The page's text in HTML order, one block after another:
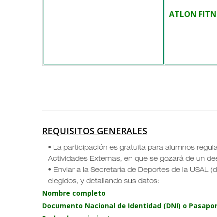
ATLON
REQUISITOS GENERALES
• La participación es gratuita para alumnos
Actividades Externas, en que se gozará de un
• Enviar a la Secretaría de Deportes de la USAL
elegidos, y detallando sus datos:
Nombre completo
Documento Nacional de Identidad (DNI) o